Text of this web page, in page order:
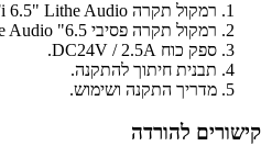
רמקול תקרה Wi-Fi 6.5" Lithe Audio מוגבר.
רמקול תקרה פסיבי 6.5" Lithe Audio.
ספק כוח DC24V / 2.5A.
תבנית חיתוך להתקנה.
מדריך התקנה ושימוש.
קישורים להורדה